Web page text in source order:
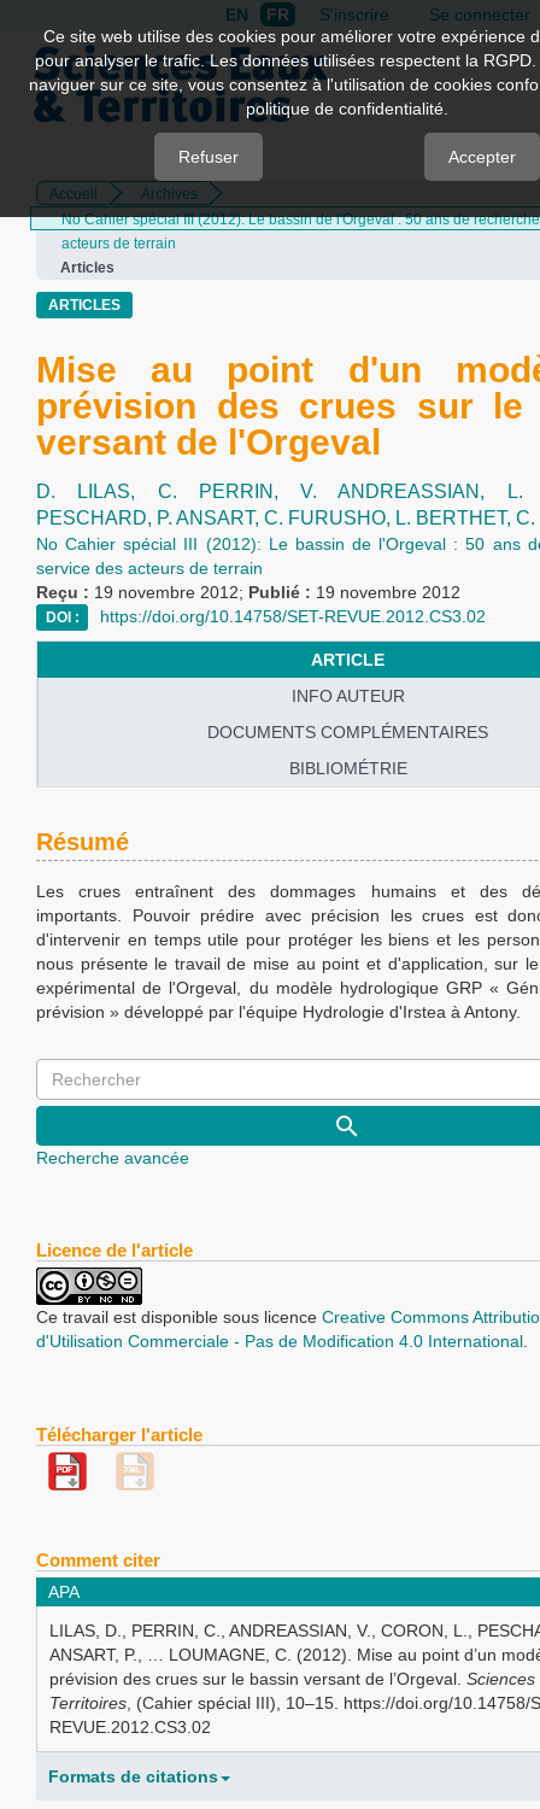
Quick
jump
page
Main
Navigation
Main
Content
Sidebar
EN FR S'inscrire Se connecter
Accueil
Archives
No Cahier spécial III (2012): Le bassin de l'Orgeval : 50 ans de
acteurs de terrain
Articles
ARTICLES
Mise au point d'un
prévision des crues sur le
versant de l'Orgeval
D. LILAS, C. PERRIN, V. ANDREASSIAN,
L.
PESCHARD, P. ANSART, C. FURUSHO, L. BERTHET, C.
No Cahier spécial III (2012): Le bassin de l'Orgeval : 50 ans
service des acteurs de terrain
Reçu : 19 novembre 2012; Publié : 19 novembre 2012
DOI : https://doi.org/10.14758/SET-REVUE.2012.CS3.02
ARTICLE
INFO AUTEUR
DOCUMENTS COMPLÉMENTAIRES
BIBLIOMÉTRIE
Résumé
Les crues entraînent des dommages humains et des
importants. Pouvoir prédire avec précision les crues est
d'intervenir en temps utile pour protéger les biens et les
nous présente le travail de mise au point et d'application, sur
expérimental de l'Orgeval, du modèle hydrologique GRP «
prévision » développé par l'équipe Hydrologie d'Irstea à Antony.
Recherche avancée
Licence de l'article
Ce travail est disponible sous licence Creative Commons
d'Utilisation Commerciale - Pas de Modification 4.0 International.
Télécharger l'article
Comment citer
APA
LILAS, D., PERRIN, C., ANDREASSIAN, V., CORON, L.,
ANSART, P., … LOUMAGNE, C. (2012). Mise au point d’un
prévision des crues sur le bassin versant de l’Orgeval. Sciences
Territoires, (Cahier spécial III), 10–15. https://doi.org/10.14758/
REVUE.2012.CS3.02
Formats de citations
Ce site web utilise des cookies pour améliorer votre expérience
pour analyser le trafic. Les données utilisées respectent la
naviguer sur ce site, vous consentez à l'utilisation de cookies
politique de confidentialité.
Refuser Accepter